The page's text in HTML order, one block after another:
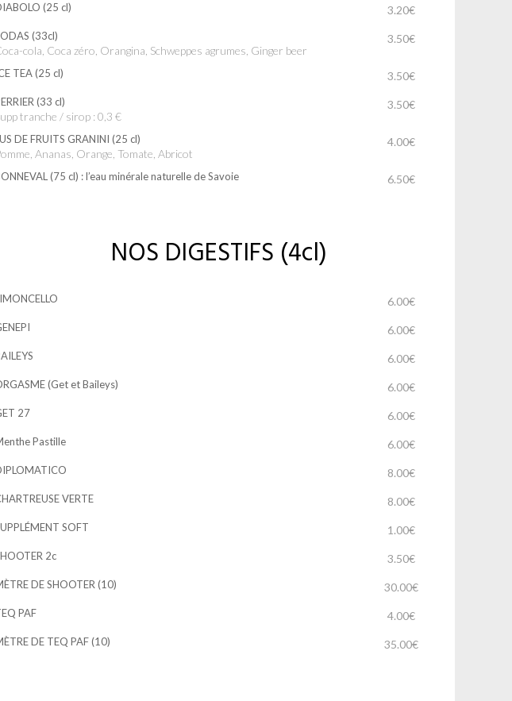
(25 cl) 3.20€
(33cl)
Coca-cola, Coca zéro, Orangina, Schweppes agrumes, Ginger beer
3.50€
TEA (25 cl) 3.50€
(33 cl)
Supp tranche / sirop : 0,3 €
3.50€
DE FRUITS GRANINI (25 cl)
Pomme, Ananas, Orange, Tomate, Abricot
4.00€
(75 cl) : l’eau minérale naturelle de Savoie 6.50€
NOS DIGESTIFS (4cl)
6.00€
6.00€
6.00€
(Get et Baileys) 6.00€
27 6.00€
Pastille 6.00€
8.00€
VERTE 8.00€
SOFT 1.00€
2c 3.50€
DE SHOOTER (10) 30.00€
PAF 4.00€
DE TEQ PAF (10) 35.00€